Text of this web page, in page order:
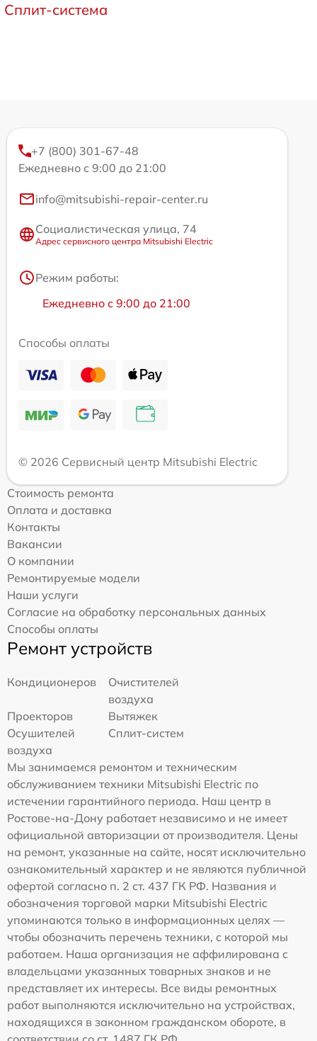
Сплит-система
+7 (800) 301-67-48
Ежедневно с 9:00 до 21:00
info@mitsubishi-repair-center.ru
Социалистическая улица, 74
Адрес сервисного центра Mitsubishi Electric
Режим работы:
Ежедневно с 9:00 до 21:00
Способы оплаты
© 2026 Сервисный центр Mitsubishi Electric
Стоимость ремонта
Оплата и доставка
Контакты
Вакансии
О компании
Ремонтируемые модели
Наши услуги
Согласие на обработку персональных данных
Способы оплаты
Ремонт устройств
Кондиционеров
Очистителей
воздуха
Проекторов
Вытяжек
Осушителей
воздуха
Сплит-систем
Мы занимаемся ремонтом и техническим
обслуживанием техники Mitsubishi Electric по
истечении гарантийного периода. Наш центр в
Ростове-на-Дону работает независимо и не имеет
официальной авторизации от производителя. Цены
на ремонт, указанные на сайте, носят исключительно
ознакомительный характер и не являются публичной
офертой согласно п. 2 ст. 437 ГК РФ. Названия и
обозначения торговой марки Mitsubishi Electric
упоминаются только в информационных целях —
чтобы обозначить перечень техники, с которой мы
работаем. Наша организация не аффилирована с
владельцами указанных товарных знаков и не
представляет их интересы. Все виды ремонтных
работ выполняются исключительно на устройствах,
находящихся в законном гражданском обороте, в